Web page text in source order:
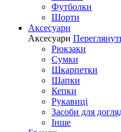
Футболки
Шорти
Аксесуари
Аксесуари
Рюкзаки
Сумки
Шкарпетки
Шапки
Кепки
Рукавиці
Засоби для
Інше